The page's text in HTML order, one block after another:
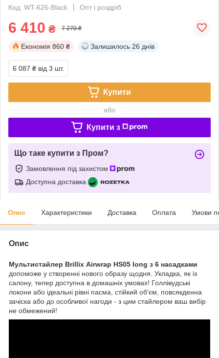
Код: WT-626-Black
Опт і роздріб
6 410 ₴ 7 270 ₴
Економія 860 ₴ Залишилось 26 днів
6 087 ₴ від 3 шт.
Купити
або
Купити з
Що таке купити з Пром?
Замовлення під захистом
Доступна доставка
Опис Характеристики Доставка Оплата Умови
Опис
Мультистайлер Brillix Airwrap HS05 long з 6 насадками
допоможе у створенні нового образу щодня. Укладка, як із
салону, тепер доступна в домашніх умовах! Голлівудські
локони або ідеальні рівні пасма, стійкий об'єм, повсякденна
зачіска або до особливої нагоди - з цим стайлером ваш вибір
не обмежений!